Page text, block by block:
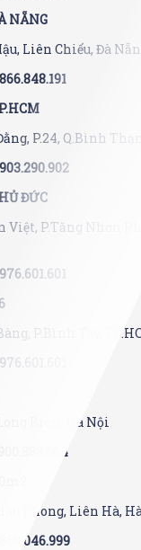
NẴNG
Liên Chiểu, Đà
P.24, Q.Bình
ĐỨC
Việt, P.Tăng Nhơn
P.Bình Tây,
Biên, Hà Nội
1900.888.664
Phong, Liên Hà,
0868.046.999